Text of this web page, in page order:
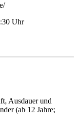
Uhr
Ausdauer und
(ab 12 Jahre;